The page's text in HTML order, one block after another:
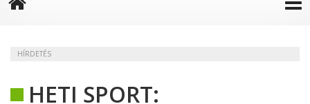
HÍRDETÉS
HETI SPORT: